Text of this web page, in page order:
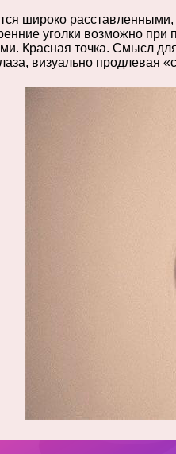
широко
уголки возможно
Красная точка. Смысл
визуально